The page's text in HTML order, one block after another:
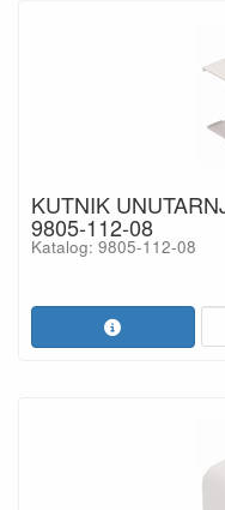
KUTNIK
9805-112-08
Katalog: 9805-112-08